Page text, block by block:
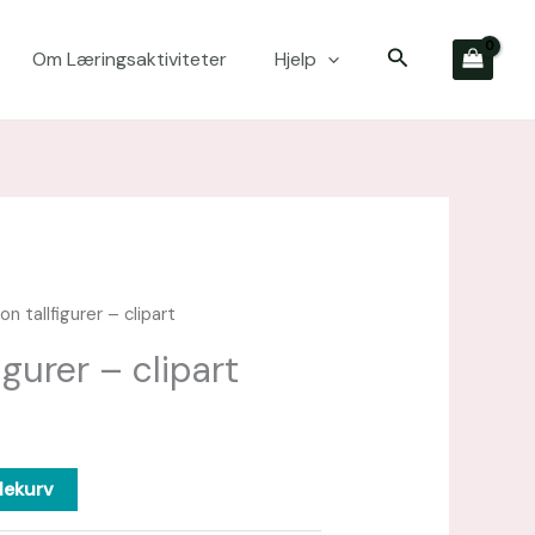
Om Læringsaktiviteter Hjelp Søk
tallfigurer – clipart
– clipart